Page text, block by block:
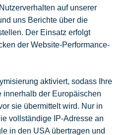
auf unserer
uns Berichte über die
Der Einsatz erfolgt
der Website-Performance-
aktiviert, sodass Ihre
innerhalb der Europäischen
sie übermittelt wird. Nur in
vollständige IP-Adresse an
in den USA übertragen und